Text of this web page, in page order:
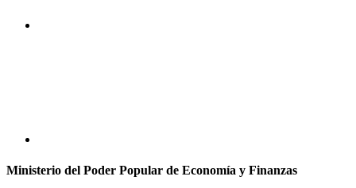
Ministerio del Poder Popular de Economía y Finanzas